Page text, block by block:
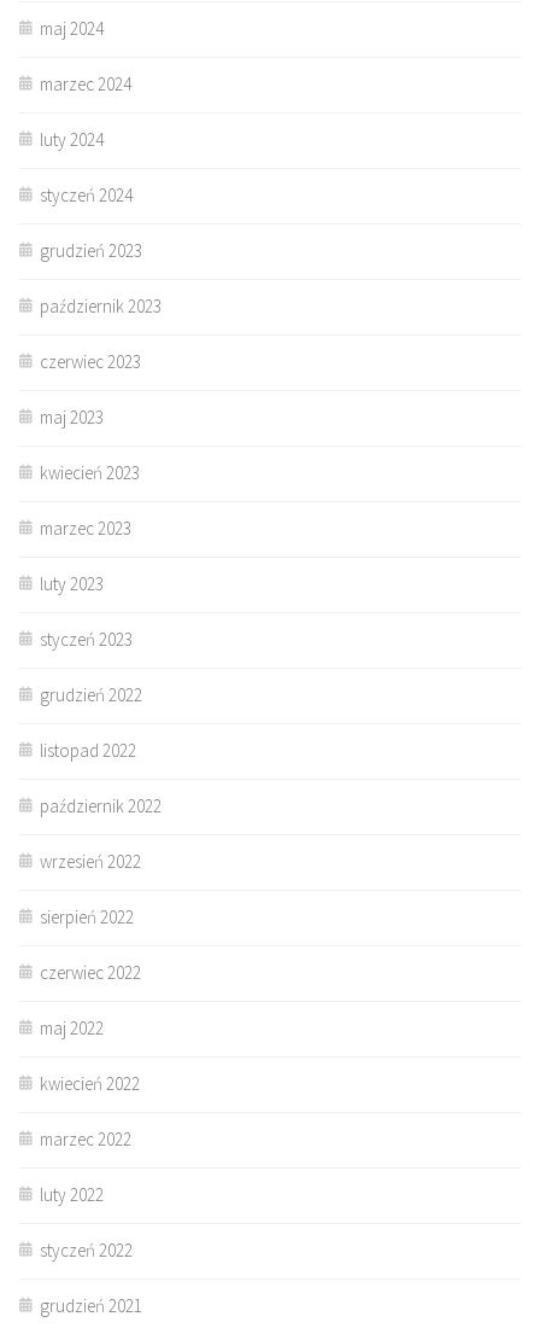
maj 2024
marzec 2024
luty 2024
styczeń 2024
grudzień 2023
październik 2023
czerwiec 2023
maj 2023
kwiecień 2023
marzec 2023
luty 2023
styczeń 2023
grudzień 2022
listopad 2022
październik 2022
wrzesień 2022
sierpień 2022
czerwiec 2022
maj 2022
kwiecień 2022
marzec 2022
luty 2022
styczeń 2022
grudzień 2021